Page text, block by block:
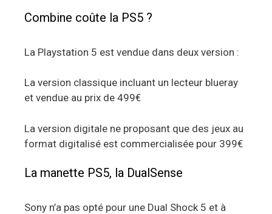
Combine coûte la PS5 ?
La Playstation 5 est vendue dans deux version :
La version classique incluant un lecteur blueray
et vendue au prix de 499€
La version digitale ne proposant que des jeux au
format digitalisé est commercialisée pour 399€
La manette PS5, la DualSense
Sony n’a pas opté pour une Dual Shock 5 et à